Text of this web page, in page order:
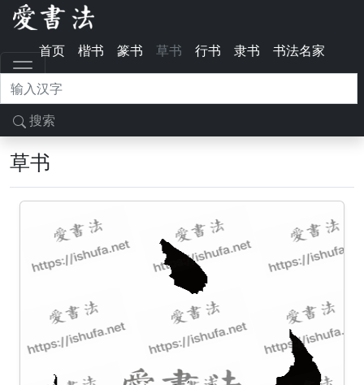
首页 楷书 篆书 草书 行书 隶书 书法名家
搜索
草书